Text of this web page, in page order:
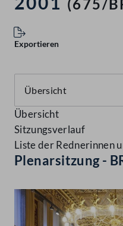
(675/
Exportieren
Übersicht
Sitzungsverlauf
Liste der Rednerinnen
Plenarsitzung -